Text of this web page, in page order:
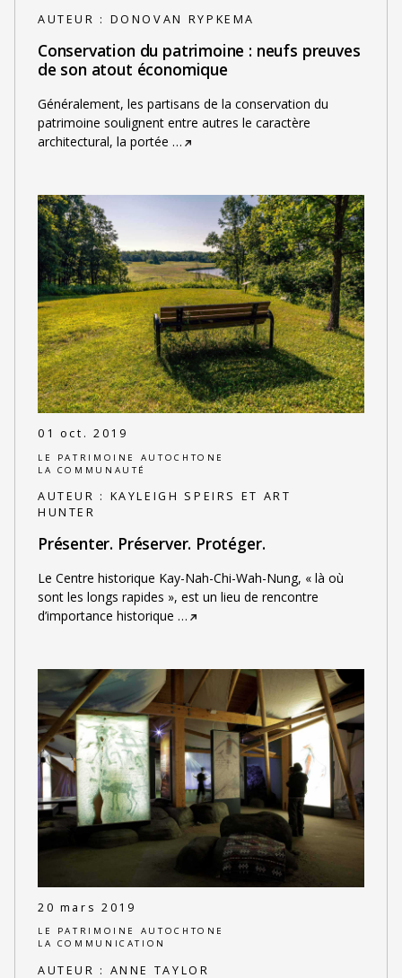
AUTEUR : DONOVAN RYPKEMA
Conservation du patrimoine : neufs preuves
de son atout économique
Généralement, les partisans de la conservation du
patrimoine soulignent entre autres le caractère
architectural, la portée …
01 oct. 2019
LE PATRIMOINE AUTOCHTONE
LA COMMUNAUTÉ
AUTEUR : KAYLEIGH SPEIRS ET ART
HUNTER
Présenter. Préserver. Protéger.
Le Centre historique Kay-Nah-Chi-Wah-Nung, « là où
sont les longs rapides », est un lieu de rencontre
d’importance historique …
20 mars 2019
LE PATRIMOINE AUTOCHTONE
LA COMMUNICATION
AUTEUR : ANNE TAYLOR